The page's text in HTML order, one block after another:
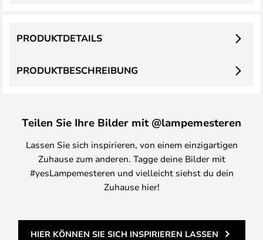
PRODUKTBESCHREIBUNG
PRODUKTDETAILS
Teilen Sie Ihre Bilder mit @lampemesteren
Lassen Sie sich inspirieren, von einem einzigartigen
Zuhause zum anderen. Tagge deine Bilder mit
#yesLampemesteren und vielleicht siehst du dein
Zuhause hier!
HIER KÖNNEN SIE SICH INSPIRIEREN LASSEN